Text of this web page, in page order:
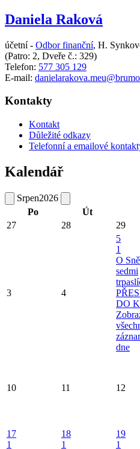
Daniela Raková
účetní - Odbor finanční, H.
(Patro: 2, Dveře č.: 329)
Telefon: 577 305 129
E-mail:
Kontakty
Kontakt
Důležité odkazy
Telefonní a emailové
Kalendář
Srpen2026
Po
Út
27
28 29
3 4
5
1
O
sedmi
DO
dne
10 11 12
17
1
18
1
19
1